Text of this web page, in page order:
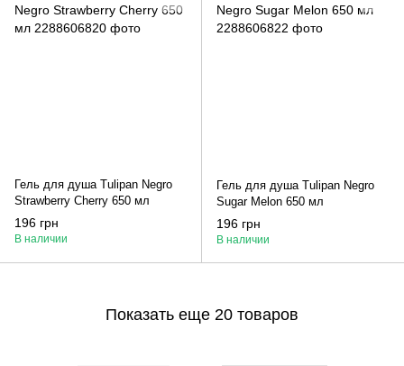
Гель для душа Tulipan Negro
Strawberry Cherry 650 мл
196 грн
В наличии
Гель для душа Tulipan Negro
Sugar Melon 650 мл
196 грн
В наличии
Показать еще 20 товаров